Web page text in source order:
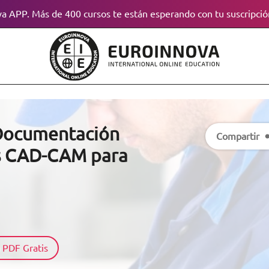
APP. Más de 400 cursos te están esperando con tu
CAM para
Gratis
Compartir